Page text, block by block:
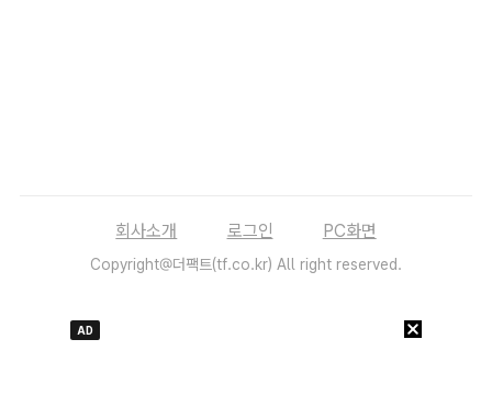
회사소개 로그인 PC화면
Copyright@더팩트(tf.co.kr) All right reserved.
AD